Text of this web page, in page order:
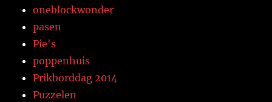
oneblockwonder
pasen
Pie's
poppenhuis
Prikborddag 2014
Puzzelen